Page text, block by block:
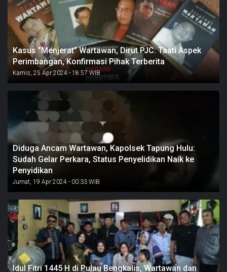
Kasus "Menjerat" Wartawan, Dirut PJC: Taati Aspek
Perimbangan, Konfirmasi Pihak Terberita
Kamis, 25 Apr 2024 - 18:57 WIB
Diduga Ancam Wartawan, Kapolsek Tapung Hulu:
Sudah Gelar Perkara, Status Penyelidikan Naik ke
Penyidikan
Jumat, 19 Apr 2024 - 00:33 WIB
Idul Fitri 1445 H di Pulau Bengkalis, Wartawan dan